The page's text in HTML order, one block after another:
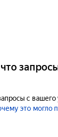
с
это могло